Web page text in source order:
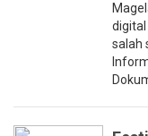
salah